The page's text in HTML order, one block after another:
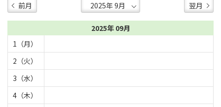
前月 翌月
2025年 09月
1（月）
2（火）
3（水）
4（木）